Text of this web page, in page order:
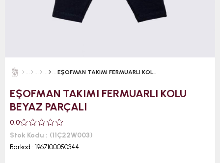
EŞOFMAN TAKIMI FERMUARLI KOLU BEYAZ PARÇALI
EŞOFMAN TAKIMI FERMUARLI KOLU
BEYAZ PARÇALI
0.0
Stok Kodu
(11Ç22W003)
Barkod : 1967100050344